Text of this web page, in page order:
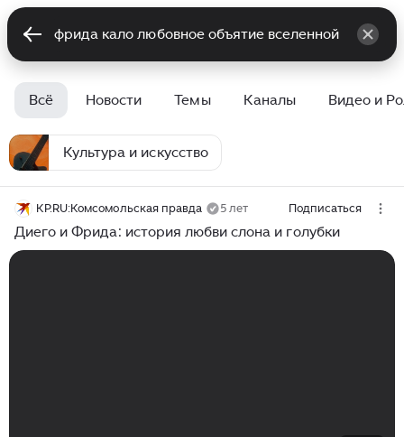
Всё Новости Темы Каналы Видео и
Культура и искусство
KP.RU:Комсомольская правда 5 лет Подписаться
Диего и Фрида: история любви слона и голубки